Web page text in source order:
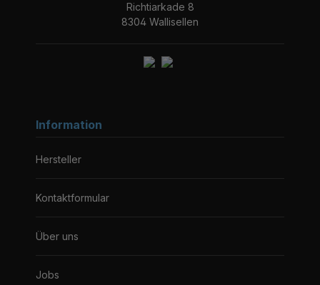
Richtiarkade 8
8304 Wallisellen
Information
Hersteller
Kontaktformular
Über uns
Jobs